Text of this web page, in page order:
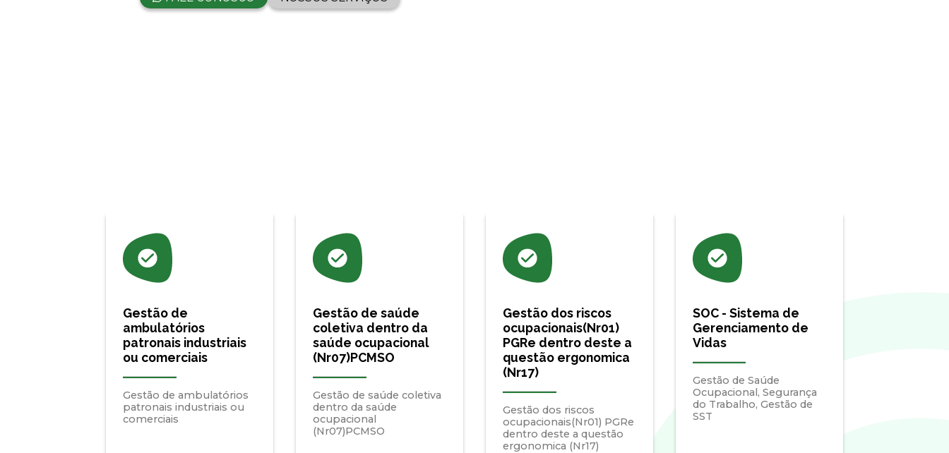
Gestão de
ambulatórios
patronais industriais
ou comerciais
Gestão de ambulatórios
patronais industriais ou
comerciais
Gestão de saúde
coletiva dentro da
saúde ocupacional
(Nr07)PCMSO
Gestão de saúde coletiva
dentro da saúde
ocupacional
(Nr07)PCMSO
Gestão dos riscos
ocupacionais(Nr01)
PGRe dentro deste a
questão ergonomica
(Nr17)
Gestão dos riscos
ocupacionais(Nr01) PGRe
dentro deste a questão
ergonomica (Nr17)
SOC - Sistema de
Gerenciamento de
Vidas
Gestão de Saúde
Ocupacional, Segurança
do Trabalho, Gestão de
SST